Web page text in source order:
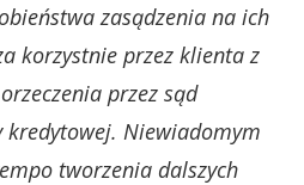
zasądzenia na ich
korzystnie przez klienta z
przez sąd
Niewiadomym
tworzenia dalszych